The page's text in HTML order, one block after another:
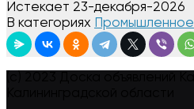
Истекает 23-декабря-2026
В категориях Промышленное